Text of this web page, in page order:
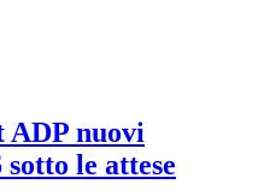
nuovi
le attese